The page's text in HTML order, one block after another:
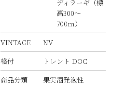
ディラーギ（標
高300～
700m）
VINTAGE
NV
格付
トレント DOC
商品分類
果実酒発泡性